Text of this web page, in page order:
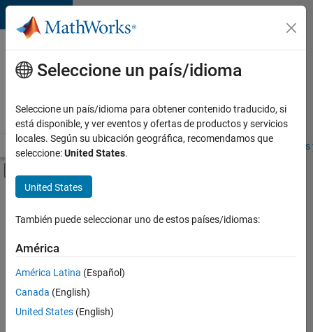
Saltar al contenido
Ofertas
de
empleo
MathWorks
Visión general Búsqueda de empleo Oficinas locales
Contenido principal
FILTRADO POR
Program Management
Actualmente
no
Seleccione un país/idioma
Seleccione un país/idioma para obtener contenido traducido, si
está disponible, y ver eventos y ofertas de productos y servicios
locales. Según su ubicación geográfica, recomendamos que
seleccione:United States.
United States
También puede seleccionar uno de estos países/idiomas:
América
América Latina (Español)
Canada (English)
United States (English)